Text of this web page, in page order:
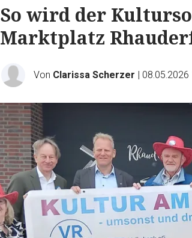
So wird der
Marktplatz
Von Clarissa Scherzer | 08.05.2026